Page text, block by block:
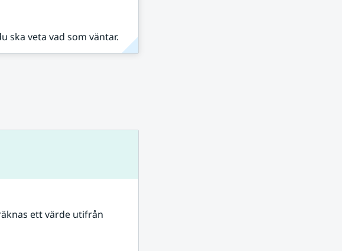
ska veta vad som väntar.
ett värde utifrån